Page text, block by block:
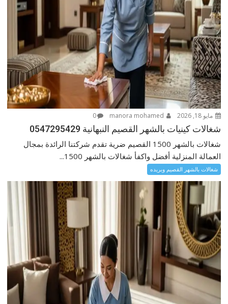
مايو 18, 2026 0
شغالات كينيات بالشهر القصيم النبهانية 0547295429
شغالات بالشهر 1500 القصيم ضرية تقدم شركتنا الرائدة بمجال
العمالة المنزلية أفضل واكفأ شغالات بالشهر 1500...
شغالات بالشهر القصيم وبريده